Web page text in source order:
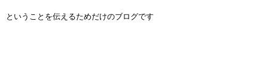
ということを伝えるためだけのブログです